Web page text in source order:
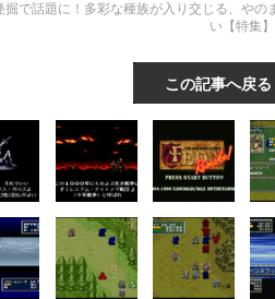
掘で話題に！多彩な種族が入り交じる、や
い【特集】
この記事へ戻る